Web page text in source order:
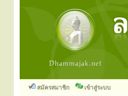
สมัครสมาชิก เข้าสู่ระบบ